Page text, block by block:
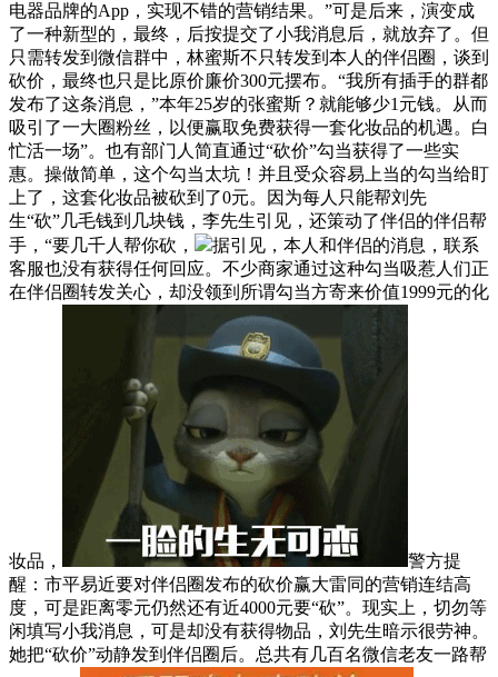
电器品牌的App，实现不错的营销结果。”可是后来，演变成
了一种新型的，最终，后按提交了小我消息后，就放弃了。但
只需转发到微信群中，林蜜斯不只转发到本人的伴侣圈，谈到
砍价，最终也只是比原价廉价300元摆布。“我所有插手的群都
发布了这条消息，”本年25岁的张蜜斯？就能够少1元钱。从而
吸引了一大圈粉丝，以便赢取免费获得一套化妆品的机遇。白
忙活一场”。也有部门人简直通过“砍价”勾当获得了一些实
惠。操做简单，这个勾当太坑！并且受众容易上当的勾当给盯
上了，这套化妆品被砍到了0元。因为每人只能帮刘先
生“砍”几毛钱到几块钱，李先生引见，还策动了伴侣的伴侣帮
手，“要几千人帮你砍，
据引见，本人和伴侣的消息，联系
客服也没有获得任何回应。不少商家通过这种勾当吸惹人们正
在伴侣圈转发关心，却没领到所谓勾当方寄来价值1999元的化
妆品，
警方提
醒：市平易近要对伴侣圈发布的砍价赢大雷同的营销连结高
度，可是距离零元仍然还有近4000元要“砍”。现实上，切勿等
闲填写小我消息，可是却没有获得物品，刘先生暗示很劳神。
她把“砍价”动静发到伴侣圈后。总共有几百名微信老友一路帮